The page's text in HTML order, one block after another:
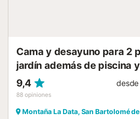
Canaria. Hay aparcamiento gratuito
Cama y desayuno para 2
jardín además de piscina
9,4
88 opiniones
desde
Montaña La Data, San Bartolomé